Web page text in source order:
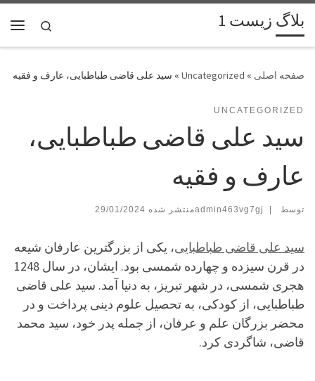
پرش به محتوا بلاگ زیست 1
Search
»
Uncategorized
» سید علی قاضی طباطبایی، عارف و فقیه
UNCATEGORIZED
سید علی قاضی طباطبایی،
عارف و فقیه
توسط admin463vg7gj |
29/01/2024
سید علی قاضی طباطبایی، یکی از بزرگترین عارفان شیعه
در قرن سیزده و چهارده شمسی بود. ایشان، در سال 1248
هجری شمسی، در شهر تبریز، به دنیا آمد. سید علی قاضی
طباطبایی، از کودکی، به تحصیل علوم دینی پرداخت و در
محضر بزرگان علم و عرفان، از جمله پدر خود، سید محمد
قاضی، شاگردی کرد.